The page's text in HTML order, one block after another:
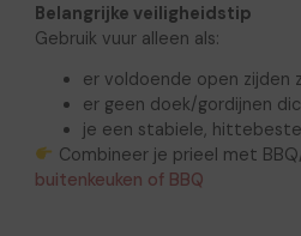
Belangrijke veiligheidstip
Gebruik vuur alleen als:
er voldoende open zijden
er geen doek/gordijnen
je een stabiele,
Combineer je prieel met
buitenkeuken of BBQ